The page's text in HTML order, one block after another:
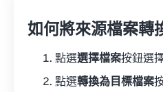
如何將來源檔案轉
點選選擇檔案按鈕選
點選轉換為目標檔案